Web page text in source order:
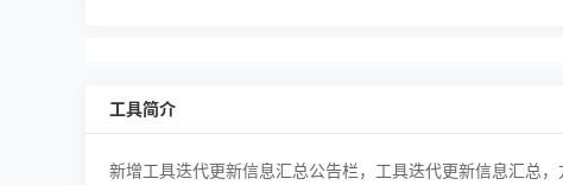
工具简介
新增工具迭代更新信息汇总公告栏，工具迭代更新信息汇总，